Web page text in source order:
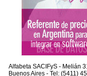
Alfabeta SACIFyS - Melián
Buenos Aires - Tel: (5411)